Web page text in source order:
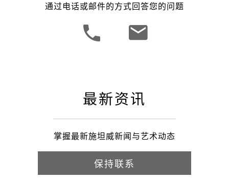
通过电话或邮件的方式回答您的问题
最新资讯
掌握最新施坦威新闻与艺术动态
保持联系